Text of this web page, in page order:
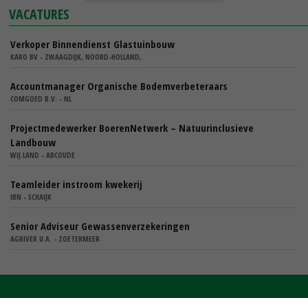
VACATURES
Verkoper Binnendienst Glastuinbouw
KARO BV - ZWAAGDIJK, NOORD-HOLLAND,
Accountmanager Organische Bodemverbeteraars
COMGOED B.V. - NL
Projectmedewerker BoerenNetwerk – Natuurinclusieve
Landbouw
WIJ.LAND - ABCOUDE
Teamleider instroom kwekerij
IBN - SCHAIJK
Senior Adviseur Gewassenverzekeringen
AGRIVER U.A. - ZOETERMEER